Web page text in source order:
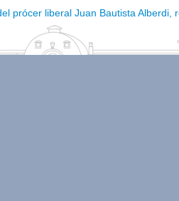
prócer liberal Juan Bautista